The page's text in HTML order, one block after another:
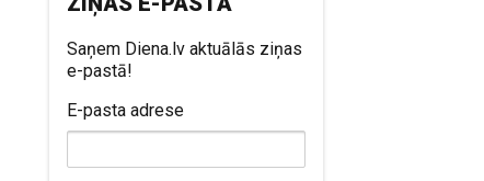
Saņem Diena.lv aktuālās ziņas
e-pastā!
E-pasta adrese